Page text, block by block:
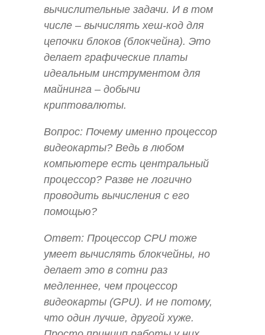
вычислительные задачи. И в том
числе – вычислять хеш-код для
цепочки блоков (блокчейна). Это
делает графические платы
идеальным инструментом для
майнинга – добычи
криптовалюты.
Вопрос: Почему именно процессор
видеокарты? Ведь в любом
компьютере есть центральный
процессор? Разве не логично
проводить вычисления с его
помощью?
Ответ: Процессор CPU тоже
умеет вычислять блокчейны, но
делает это в сотни раз
медленнее, чем процессор
видеокарты (GPU). И не потому,
что один лучше, другой хуже.